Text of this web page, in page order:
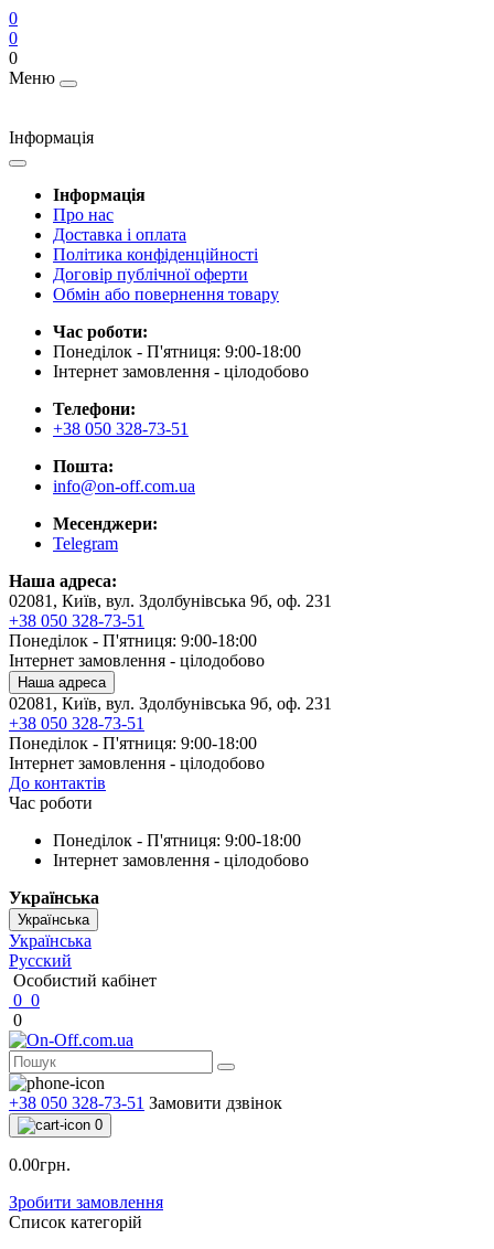
0
0
0
Меню
Інформація
Інформація
Про нас
Доставка і оплата
Політика конфіденційності
Договір публічної оферти
Обмін або повернення товару
Час роботи:
Понеділок - П'ятниця: 9:00-18:00
Інтернет замовлення - цілодобово
Телефони:
+38 050 328-73-51
Пошта:
info@on-off.com.ua
Месенджери:
Telegram
Наша адреса:
02081, Київ, вул. Здолбунівська 9б, оф. 231
+38 050 328-73-51
Понеділок - П'ятниця: 9:00-18:00
Інтернет замовлення - цілодобово
Наша адреса
02081, Київ, вул. Здолбунівська 9б, оф. 231
+38 050 328-73-51
Понеділок - П'ятниця: 9:00-18:00
Інтернет замовлення - цілодобово
До контактів
Час роботи
Понеділок - П'ятниця: 9:00-18:00
Інтернет замовлення - цілодобово
Українська
Українська
Українська
Русский
Особистий кабінет
0 0
0
+38 050 328-73-51 Замовити дзвінок
0
0.00грн.
Зробити замовлення
Список категорій